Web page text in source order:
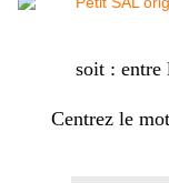
soit : entre
Centrez le